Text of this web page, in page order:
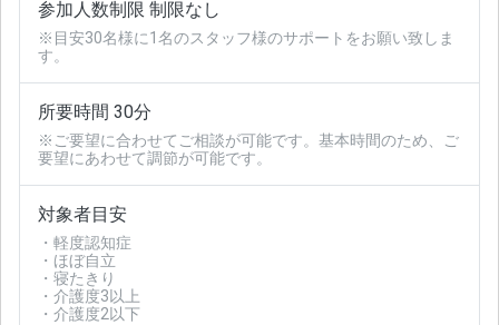
参加人数制限 制限なし
※目安30名様に1名のスタッフ様のサポートをお願い致しま
す。
所要時間 30分
※ご要望に合わせてご相談が可能です。基本時間のため、ご
要望にあわせて調節が可能です。
対象者目安
・軽度認知症
・ほぼ自立
・寝たきり
・介護度3以上
・介護度2以下